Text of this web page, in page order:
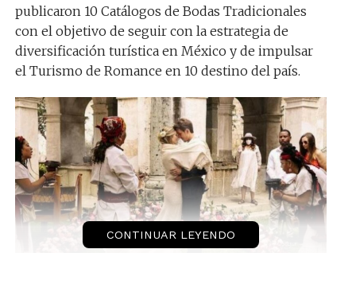
publicaron 10 Catálogos de Bodas Tradicionales
con el objetivo de seguir con la estrategia de
diversificación turística en México y de impulsar
el Turismo de Romance en 10 destino del país.
CONTINUAR LEYENDO